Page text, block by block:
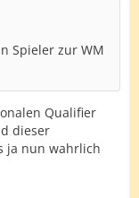
Spieler zur WM
Qualifier
dieser
ja nun wahrlich